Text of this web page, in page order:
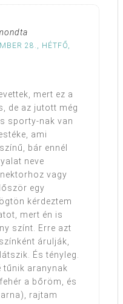
28., HÉTFŐ,
mert ez a
de az jutott még
sporty-nak van
ami
bár ennél
neve
vagy
egy
kérdeztem
mert én is
színt. Erre azt
árulják,
És tényleg.
tűnik aranynak
a bőröm, és
rajtam